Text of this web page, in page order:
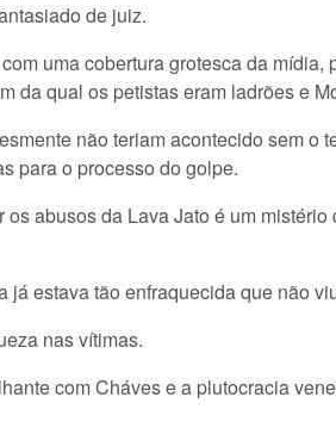
de juiz.
uma cobertura grotesca da
da qual os petistas eram ladrões e
não teriam acontecido sem o
para o processo do golpe.
abusos da Lava Jato é um
estava tão enfraquecida que não
nas vítimas.
com Cháves e a plutocracia